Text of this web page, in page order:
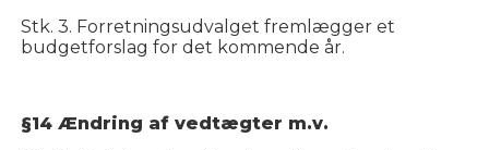
Stk. 3. Forretningsudvalget fremlægger et
budgetforslag for det kommende år.
§14 Ændring af vedtægter m.v.